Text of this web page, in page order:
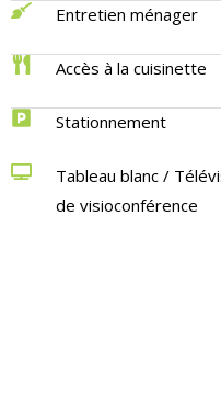
Entretien ménager
Accès à la cuisinette
Stationnement
Tableau blanc /
de visioconférence